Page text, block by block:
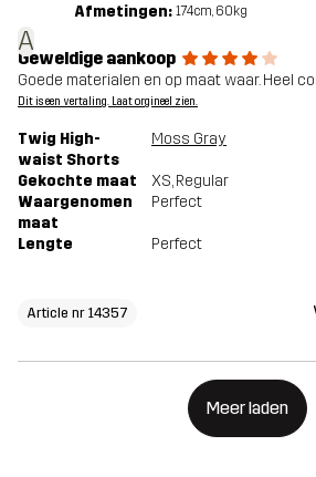
A
Afmetingen: 174cm, 60kg
Geweldige aankoop
Goede materialen en op maat waar. Heel
Dit is een vertaling. Laat orgineel zien.
Twig High-
waist Shorts
Moss Gray
Gekochte maat XS, Regular
Waargenomen
maat
Perfect
Lengte Perfect
Article nr 14357
Meer laden